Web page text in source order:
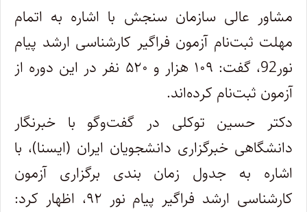
مشاور عالی سازمان سنجش با اشاره به اتمام
مهلت ثبت‌نام آزمون فراگیر کارشناسی ارشد پیام
نور92، گفت: ۱۰۹ هزار و ۵۲۰ نفر در این دوره از
آزمون ثبت‌نام کرده‌اند.
دکتر حسین توکلی در گفت‌وگو با خبرنگار
دانشگاهی خبرگزاری دانشجویان ایران (ایسنا)، با
اشاره به جدول زمان بندی برگزاری آزمون
کارشناسی ارشد فراگیر پیام نور ۹۲، اظهار کرد: